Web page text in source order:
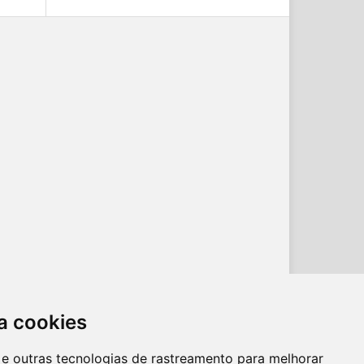
cookies
outras tecnologias de rastreamento para melhorar